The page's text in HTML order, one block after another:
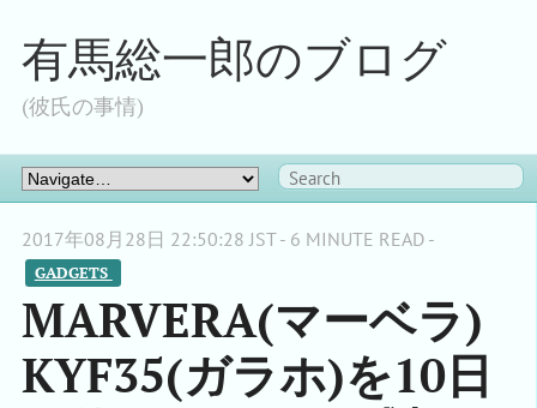
有馬総一郎のブログ
(彼氏の事情)
2017年08月28日 22:50:28 JST - 6 MINUTE READ -
GADGETS
MARVERA(マーベラ)
KYF35(ガラホ)を10日